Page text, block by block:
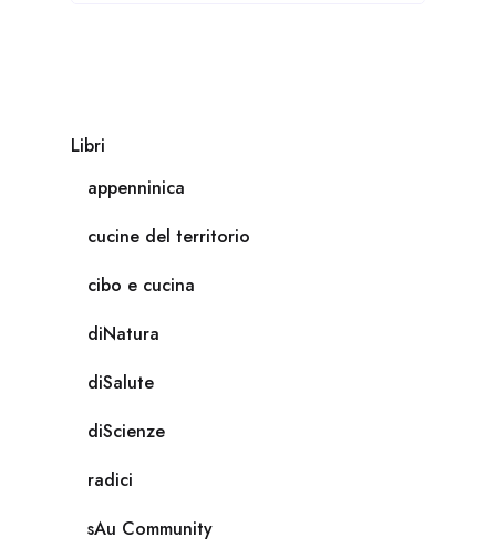
Libri
appenninica
cucine del territorio
cibo e cucina
diNatura
diSalute
diScienze
radici
sAu Community